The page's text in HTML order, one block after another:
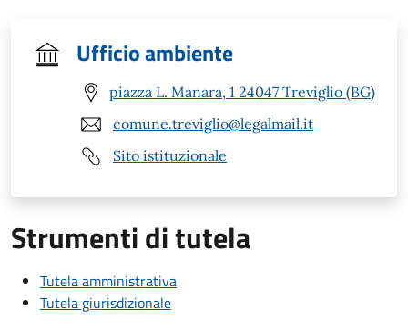
Ufficio ambiente
piazza L. Manara, 1 24047 Treviglio (BG)
comune.treviglio@legalmail.it
Sito istituzionale
Strumenti di tutela
Tutela amministrativa
Tutela giurisdizionale